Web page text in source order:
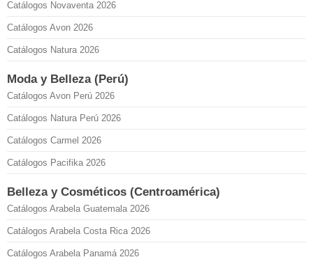
Catálogos Novaventa 2026
Catálogos Avon 2026
Catálogos Natura 2026
Moda y Belleza (Perú)
Catálogos Avon Perú 2026
Catálogos Natura Perú 2026
Catálogos Carmel 2026
Catálogos Pacifika 2026
Belleza y Cosméticos (Centroamérica)
Catálogos Arabela Guatemala 2026
Catálogos Arabela Costa Rica 2026
Catálogos Arabela Panamá 2026